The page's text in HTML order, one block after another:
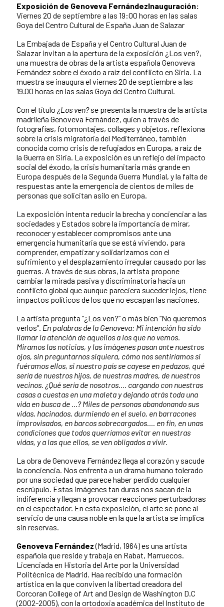
Exposición de Genoveva FernándezInauguración:
Viernes 20 de septiembre a las 19:00 horas en las salas
Goya del Centro Cultural de España Juan de Salazar
La Embajada de España y el Centro Cultural Juan de
Salazar invitan a la apertura de la exposición ¿Los ven?,
una muestra de obras de la artista española Genoveva
Fernández sobre el éxodo a raíz del conflicto en Siria. La
muestra se inaugura el viernes 20 de septiembre a las
19.00 horas en las salas Goya del Centro Cultural.
Con el título ¿Los ven?se presenta la muestra de la artista
madrileña Genoveva Fernández, quien a través de
fotografías, fotomontajes, collages y objetos, reflexiona
sobre la crisis migratoria del Mediterráneo, también
conocida como crisis de refugiados en Europa, a raíz de
la Guerra en Siria. La exposición es un reflejo del impacto
social del éxodo, la crisis humanitaria más grande en
Europa después de la Segunda Guerra Mundial, y la falta de
respuestas ante la emergencia de cientos de miles de
personas que solicitan asilo en Europa.
La exposición intenta reducir la brecha y concienciar a las
sociedades y Estados sobre la importancia de mirar,
reconocer y establecer compromisos ante una
emergencia humanitaria que se está viviendo, para
comprender, empatizar y solidarizarnos con el
sufrimiento y el desplazamiento irregular causado por las
guerras. A través de sus obras, la artista propone
cambiar la mirada pasiva y discriminatoria hacia un
conflicto global que aunque pareciera suceder lejos, tiene
impactos políticos de los que no escapan las naciones.
La artista pregunta “¿Los ven?” o más bien “No queremos
verlos”. En palabras de la Genoveva: Mi intención ha sido
llamar la atención de aquellos a los que no vemos.
Miramos las noticias, y las imágenes pasan ante nuestros
ojos, sin preguntarnos siquiera, cómo nos sentiríamos si
fuéramos ellos, si nuestro país se cayese en pedazos, qué
sería de nuestros hijos, de nuestras madres, de nuestros
vecinos. ¿Qué sería de nosotros…. cargando con nuestras
casas a cuestas en una maleta y dejando atrás toda una
vida en busca de …? Miles de personas abandonando sus
vidas, hacinados, durmiendo en el suelo, en barracones
improvisados, en barcos sobrecargados…. en fin, en unas
condiciones que todos querríamos evitar en nuestras
vidas, y a las que ellos, se ven obligados a vivir.
La obra de Genoveva Fernández llega al corazón y sacude
la conciencia. Nos enfrenta a un drama humano tolerado
por una sociedad que parece haber perdido cualquier
escrúpulo. Estas imágenes tan duras nos sacan de la
indiferencia y llegan a provocar reacciones perturbadoras
en el espectador. En esta exposición, el arte se pone al
servicio de una causa noble en la que la artista se implica
sin reservas.
Genoveva Fernández(Madrid, 1964) es una artista
española que reside y trabaja en Rabat, Marruecos.
Licenciada en Historia del Arte por la Universidad
Politécnica de Madrid. Haa recibido una formación
artística en la que conviven la libertad creadora del
Corcoran College of Art and Design de Washington D.C
(2002-2005), con la ortodoxia académica del Instituto de